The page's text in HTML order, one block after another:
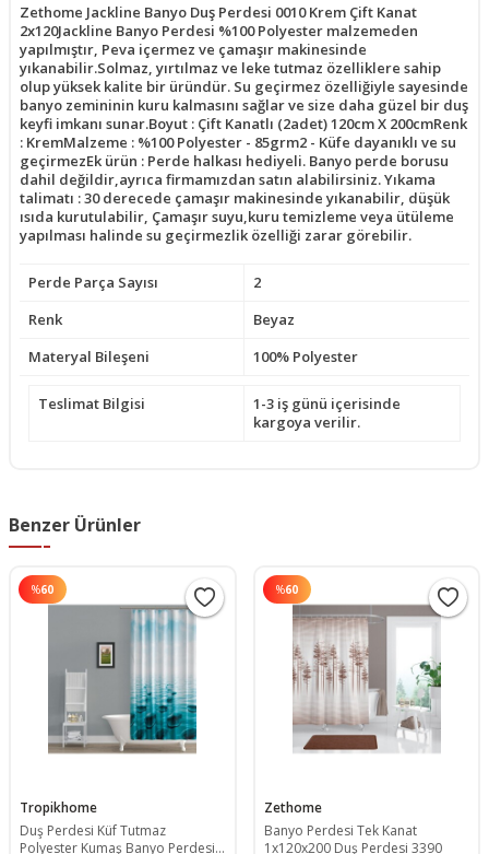
Zethome Jackline Banyo Duş Perdesi 0010 Krem Çift Kanat
2x120Jackline Banyo Perdesi %100 Polyester malzemeden
yapılmıştır, Peva içermez ve çamaşır makinesinde
yıkanabilir.Solmaz, yırtılmaz ve leke tutmaz özelliklere sahip
olup yüksek kalite bir üründür. Su geçirmez özelliğiyle sayesinde
banyo zemininin kuru kalmasını sağlar ve size daha güzel bir duş
keyfi imkanı sunar.Boyut : Çift Kanatlı (2adet) 120cm X 200cmRenk
: KremMalzeme : %100 Polyester - 85grm2 - Küfe dayanıklı ve su
geçirmezEk ürün : Perde halkası hediyeli. Banyo perde borusu
dahil değildir,ayrıca firmamızdan satın alabilirsiniz. Yıkama
talimatı : 30 derecede çamaşır makinesinde yıkanabilir, düşük
ısıda kurutulabilir, Çamaşır suyu,kuru temizleme veya ütüleme
yapılması halinde su geçirmezlik özelliği zarar görebilir.
Perde Parça Sayısı
2
Renk
Beyaz
Materyal Bileşeni
100% Polyester
Teslimat Bilgisi
1-3 iş günü içerisinde
kargoya verilir.
Benzer Ürünler
%60
Tropikhome
Duş Perdesi Küf Tutmaz
Polyester Kumaş Banyo Perdesi
%60
Zethome
Banyo Perdesi Tek Kanat
1x120x200 Duş Perdesi 3390